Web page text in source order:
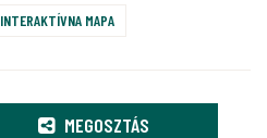
INTERAKTÍVNA MAPA
MEGOSZTÁS